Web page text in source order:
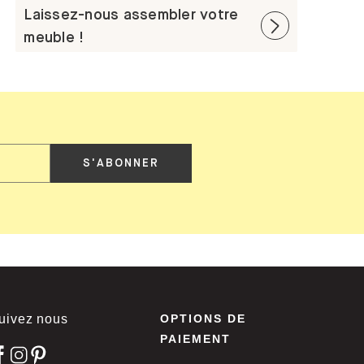
Laissez-nous assembler votre
meuble !
S'ABONNER
OPTIONS DE
PAIEMENT
nous